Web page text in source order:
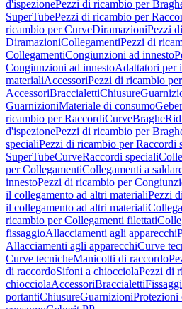
d'ispezionePezzi di ricambio per
SuperTubePezzi di ricambio per
ricambio per CurveDiramazioniPezzi
DiramazioniCollegamentiPezzi di
CollegamentiCongiunzioni ad innesto
Congiunzioni ad innestoAdattatori per
materialiAccessoriPezzi di ricambio per
AccessoriBraccialettiChiusure
GuarnizioniMateriale di consumo
ricambio per RaccordiCurveBraghe
d'ispezionePezzi di ricambio per
specialiPezzi di ricambio per Raccordi
SuperTubeCurveRaccordi speciali
per CollegamentiCollegamenti a
innestoPezzi di ricambio per
il collegamento ad altri materialiPezzi
il collegamento ad altri materiali
ricambio per Collegamenti filettati
fissaggioAllacciamenti agli apparecchi
Allacciamenti agli apparecchiCurve
Curve tecnicheManicotti di raccordo
di raccordoSifoni a chiocciolaPezzi di
chiocciolaAccessoriBraccialetti
portantiChiusureGuarnizioniProtezioni